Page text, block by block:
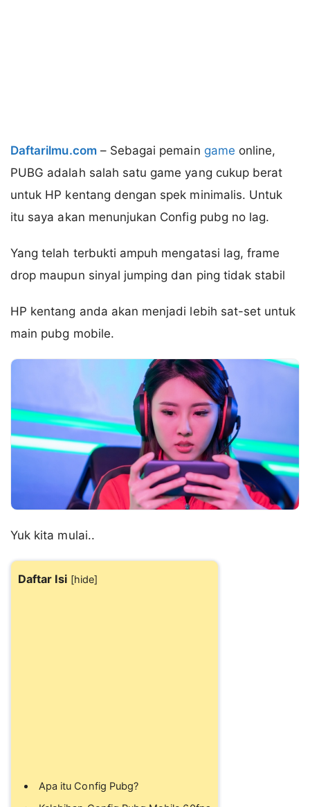
Daftarilmu.com– Sebagai pemain game online,
PUBG adalah salah satu game yang cukup berat
untuk HP kentang dengan spek minimalis. Untuk
itu saya akan menunjukan Config pubg no lag.
Yang telah terbukti ampuh mengatasi lag, frame
drop maupun sinyal jumping dan ping tidak stabil
HP kentang anda akan menjadi lebih sat-set untuk
main pubg mobile.
Yuk kita mulai..
Daftar Isi [hide]
Apa itu Config Pubg?